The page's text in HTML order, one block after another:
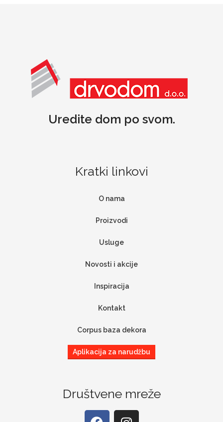
Uredite dom po svom.
Kratki linkovi
O nama
Proizvodi
Usluge
Novosti i akcije
Inspiracija
Kontakt
Corpus baza dekora
Aplikacija za narudžbu
Društvene mreže